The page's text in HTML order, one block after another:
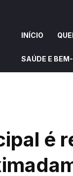
INÍCIO
SAÚDE E
é